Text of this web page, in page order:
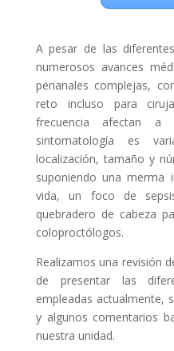
A pesar de las
numerosos avances
perianales complejas,
reto incluso para
frecuencia afectan a
sintomatología es
localización, tamaño y
suponiendo una merma
vida, un foco de
quebradero de cabeza
coloproctólogos.
Realizamos una revisión
de presentar las
empleadas actualmente,
y algunos comentarios
nuestra unidad.